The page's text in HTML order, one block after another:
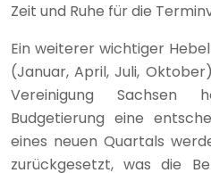
Zeit und Ruhe für die
Ein weiterer wichtiger
(Januar, April, Juli,
Vereinigung Sachsen
Budgetierung eine
eines neuen Quartals
zurückgesetzt, was die